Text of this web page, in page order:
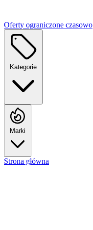
Oferty ograniczone czasowo
Kategorie
Marki
Strona główna